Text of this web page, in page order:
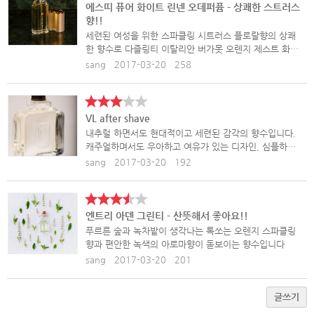
에스띠 퓨어 화이트 린넨 오데퍼퓸 - 상쾌한 스트러스
향!!
세련된 여성을 위한 스파클링 시트러스 플로랄향의 상쾌
한 향수로 다즐링티 이탈리안 버가못 오렌지 제스트 화이
트..
sang 2017-03-20 258
VL after shave
내추럴 하면서도 현대적이고 세련된 감각의 향수입니다.
캐주얼하며서도 우아하고 여유가 있는 디자인, 심플하면
서도..
sang 2017-03-20 192
엔트리 아덴 그린티 - 산뜻해서 좋아요!!
푸르른 숲과 녹차밭이 생각나는 톡쏘는 오렌지 스파클링
향과 편안한 녹색의 아로마향이 돋보이는 향수입니다
sang
2017-03-20 201
글쓰기